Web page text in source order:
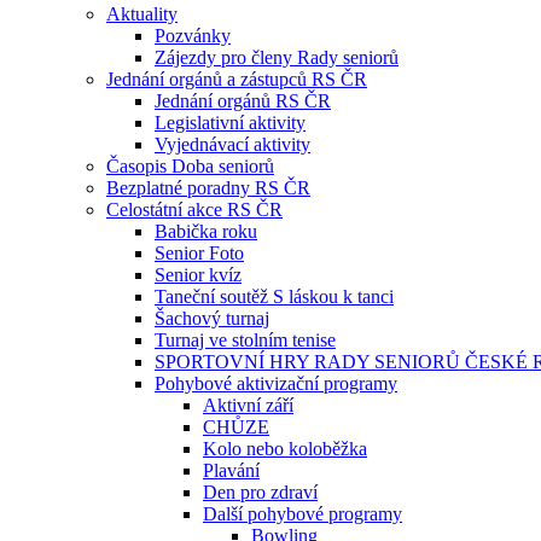
Aktuality
Pozvánky
Zájezdy pro členy Rady seniorů
Jednání orgánů a zástupců RS ČR
Jednání orgánů RS ČR
Legislativní aktivity
Vyjednávací aktivity
Časopis Doba seniorů
Bezplatné poradny RS ČR
Celostátní akce RS ČR
Babička roku
Senior Foto
Senior kvíz
Taneční soutěž S láskou k tanci
Šachový turnaj
Turnaj ve stolním tenise
SPORTOVNÍ HRY RADY SENIORŮ ČESKÉ
Pohybové aktivizační programy
Aktivní září
CHŮZE
Kolo nebo koloběžka
Plavání
Den pro zdraví
Další pohybové programy
Bowling